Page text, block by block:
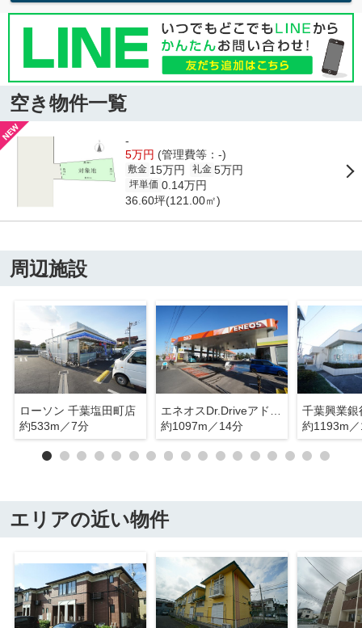
空き物件一覧
-
5万円 (管理費等：-)
敷金 15万円 礼金 5万円
坪単価 0.14万円
36.60坪(121.00㎡)
周辺施設
ローソン 千葉塩田町店
約533m／7分
約1097m／14分
千葉興業銀
約1193m
エリアの近い物件